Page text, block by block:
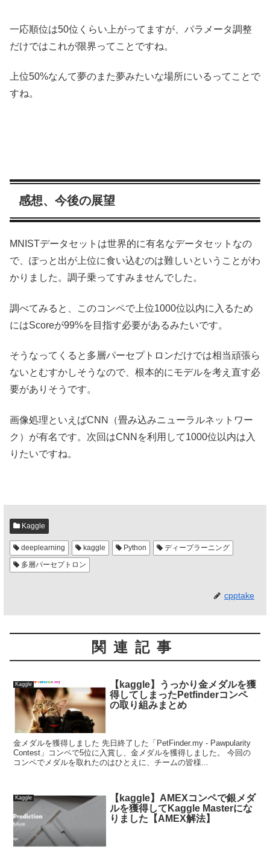
一応順位は50位くらい上がってますが、パラメータ調整
だけではこれが限界ってことですね。
上位50%なんて夢のまた夢みたいな場所にいるってことで
すね。
感想、今後の展望
MNISTデータセットは世界的に有名なデータセットなの
で、ぽっと出が上位に食い込むのは難しいということがわ
かりました。調子乗ってすみませんでした。
調べてみると、このコンペで上位1000位以内に入るため
にはScoreが99%を目指す必要があるみたいです。
そうなってくると多層パーセプトロンだけでは相当頑張ら
ないとむすかしそうなので、根本的にモデルを考え直す必
要がありそうです。
画像処理といえばCNN（畳み込みニューラルネットワー
ク）が有名です。次回はCNNを利用して1000位以内は入
りたいですね。
Kaggle
deeplearning kaggle Python
ディープラーニング
多層パーセプトロン
cpptake
関連記事
Kaggle
【kaggle】うっかり金メダルを獲
得してしまったPetfinderコンペ
の取り組みまとめ
金メダルを獲得しました 先日終了した「PetFinder.my - Pawpularity
Contest」コンペで5位に入賞し、金メダルを獲得しました。 今回の
コンペでメダルを取れたのはひとえに、チームの皆様...
Kaggle
【kaggle】AMEXコンペで銀メダ
ルを獲得してKaggle Masterにな
りました【AMEX解法】